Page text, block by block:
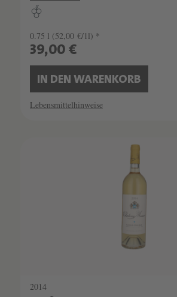
0.75 l (52,00 €/1l) *
39,00 €
IN DEN WARENKORB
Lebensmittelhinweise
2014